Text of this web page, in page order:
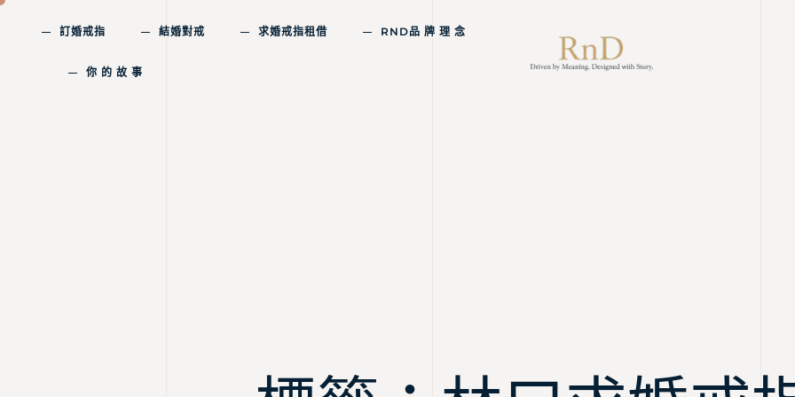
訂婚戒指 結婚對戒 求婚戒指租借 RND品 牌 理 念
你 的 故 事